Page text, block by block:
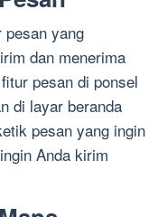
yang
dan menerima
pesan di ponsel
di layar beranda
pesan yang ingin
Anda kirim